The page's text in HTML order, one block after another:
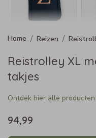
Reizen
Reistrolley XL
takjes
Ontdek hier alle
94,99